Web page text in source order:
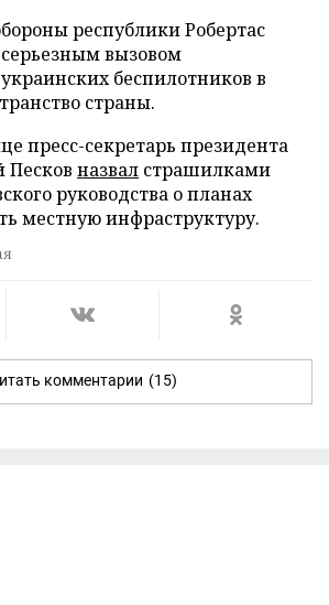
республики Робертас
серьезным вызовом
беспилотников в
страны.
пресс-секретарь президента
Песков назвал страшилками
руководства о планах
местную инфраструктуру.
комментарии (15)